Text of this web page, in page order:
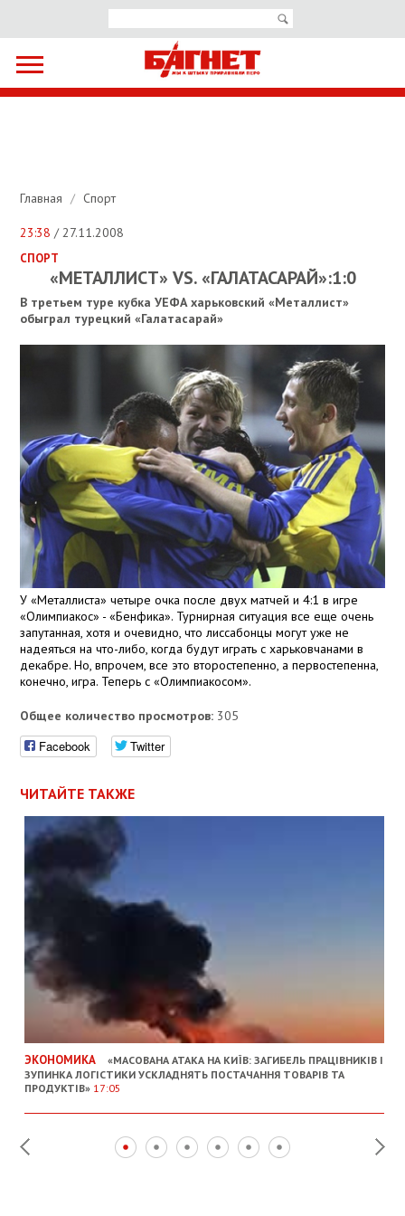
Главная / Спорт
23:38 / 27.11.2008
СПОРТ
«МЕТАЛЛИСТ» VS. «ГАЛАТАСАРАЙ»:1:0
В третьем туре кубка УЕФА харьковский «Металлист»
обыграл турецкий «Галатасарай»
У «Металлиста» четыре очка после двух матчей и 4:1 в игре
«Олимпиакос» - «Бенфика». Турнирная ситуация все еще очень
запутанная, хотя и очевидно, что лиссабонцы могут уже не
надеяться на что-либо, когда будут играть с харьковчанами в
декабре. Но, впрочем, все это второстепенно, а первостепенна,
конечно, игра. Теперь с «Олимпиакосом».
Общее количество просмотров: 305
Facebook Twitter
ЧИТАЙТЕ ТАКЖЕ
ЭКОНОМИКА
«МАСОВАНА АТАКА НА КИЇВ: ЗАГИБЕЛЬ ПРАЦІВНИКІВ І
ЗУПИНКА ЛОГІСТИКИ УСКЛАДНЯТЬ ПОСТАЧАННЯ ТОВАРІВ ТА
ПРОДУКТІВ» 17:05